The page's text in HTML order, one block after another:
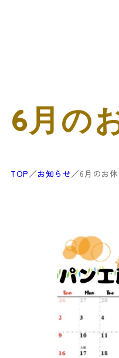
紹介
About
6月の
TOP／お知らせ／6月のお